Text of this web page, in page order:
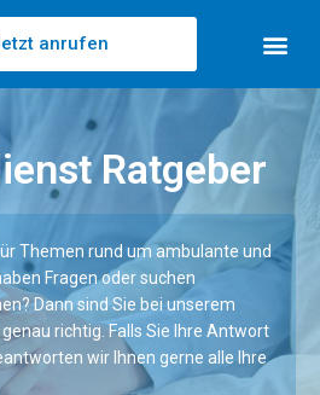
anrufen
Ratgeber
Themen rund um ambulante und
Fragen oder suchen
Dann sind Sie bei unserem
richtig. Falls Sie Ihre Antwort
wir Ihnen gerne alle Ihre